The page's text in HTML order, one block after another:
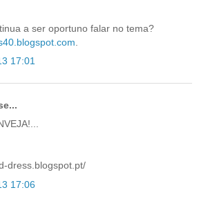
a ser oportuno falar no tema?
17:01
dress.blogspot.pt/
17:06